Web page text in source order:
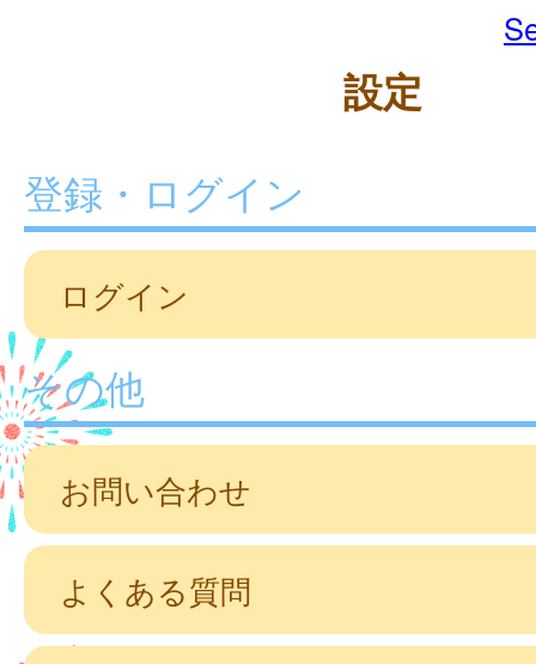
設定
登録・ログイン
ログイン
その他
お問い合わせ
よくある質問